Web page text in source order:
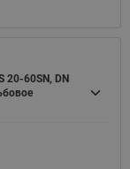
20-60SN, DN